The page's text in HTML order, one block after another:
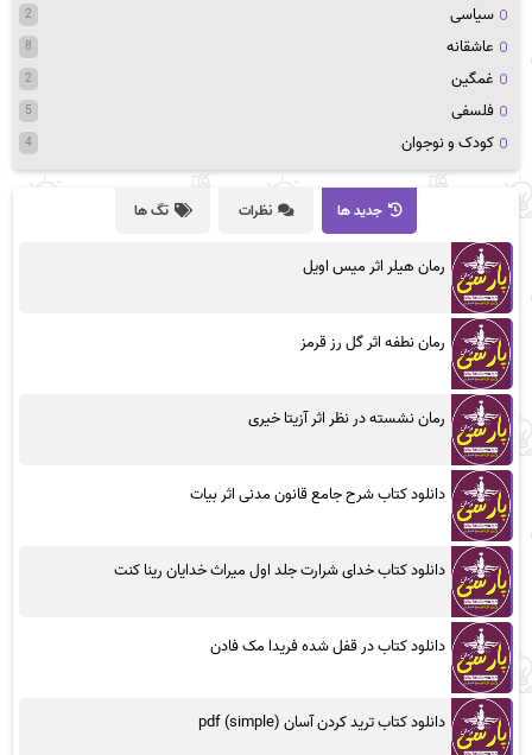
سیاسی 2
عاشقانه 8
غمگین 2
فلسفی 5
کودک و نوجوان 4
جدید ها نظرات تگ ها
رمان هیلر اثر میس اویل
رمان نطفه اثر گل رز قرمز
رمان نشسته در نظر اثر آزیتا خیری
دانلود کتاب شرح جامع قانون مدنی اثر بیات
دانلود کتاب خدای شرارت جلد اول میراث خدایان رینا کنت
دانلود کتاب در قفل شده فریدا مک فادن
دانلود کتاب ترید کردن آسان (simple) pdf